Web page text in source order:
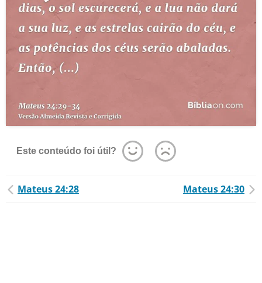
Este conteúdo foi útil?
Mateus 24:28 Mateus 24:30